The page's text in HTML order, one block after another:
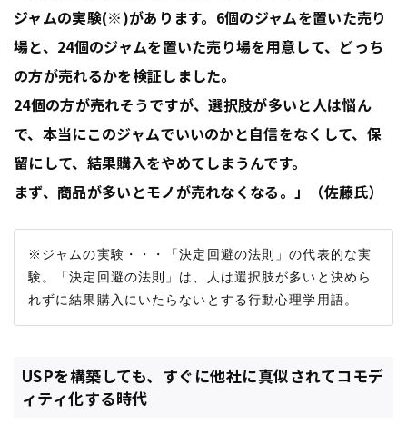
ジャムの実験(※)があります。6個のジャムを置いた売り
場と、24個のジャムを置いた売り場を用意して、どっち
の方が売れるかを検証しました。
24個の方が売れそうですが、選択肢が多いと人は悩ん
で、本当にこのジャムでいいのかと自信をなくして、保
留にして、結果購入をやめてしまうんです。
まず、商品が多いとモノが売れなくなる。」（佐藤氏）
※ジャムの実験・・・「決定回避の法則」の代表的な実
験。「決定回避の法則」は、人は選択肢が多いと決めら
USPを構築しても、すぐに他社に真似されてコモデ
ィティ化する時代